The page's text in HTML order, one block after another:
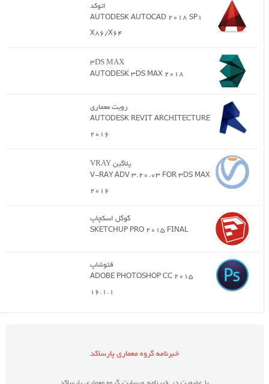
اتوکد
AUTODESK AUTOCAD 2018 SP1
X86/X64
3DS MAX
AUTODESK 3DS MAX 2018
رویت معماری
AUTODESK REVIT ARCHITECTURE
2016
پلاگین VRAY
V-RAY ADV 3.20.03 FOR 3DS MAX
2016
گوگل اسکچاپ
SKETCHUP PRO 2015 FINAL
فتوشاپ
ADOBE PHOTOSHOP CC 2015
16.1.1
خبرنامه گروه معماری پارساکد